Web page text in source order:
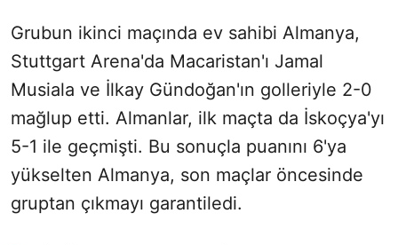
Grubun ikinci maçında ev sahibi Almanya,
Stuttgart Arena'da Macaristan'ı Jamal
Musiala ve İlkay Gündoğan'ın golleriyle 2-0
mağlup etti. Almanlar, ilk maçta da İskoçya'yı
5-1 ile geçmişti. Bu sonuçla puanını 6'ya
yükselten Almanya, son maçlar öncesinde
gruptan çıkmayı garantiledi.